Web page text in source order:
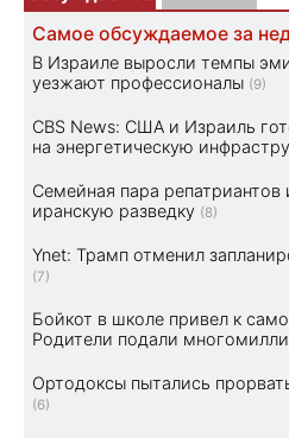
Самое обсуждаемое за
В Израиле выросли темпы
уезжают профессионалы (9)
CBS News: США и Израиль
на энергетическую
Семейная пара репатриантов
иранскую разведку (8)
Ynet: Трамп отменил
(7)
Бойкот в школе привел к
Родители подали
Ортодоксы пытались
(6)